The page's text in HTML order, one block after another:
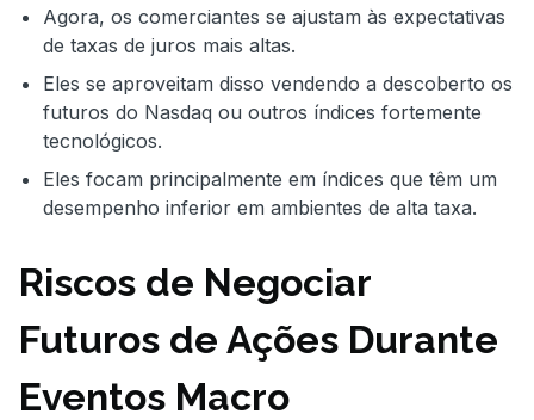
Agora, os comerciantes se ajustam às expectativas
de taxas de juros mais altas.
Eles se aproveitam disso vendendo a descoberto os
futuros do Nasdaq ou outros índices fortemente
tecnológicos.
Eles focam principalmente em índices que têm um
desempenho inferior em ambientes de alta taxa.
Riscos de Negociar
Futuros de Ações Durante
Eventos Macro